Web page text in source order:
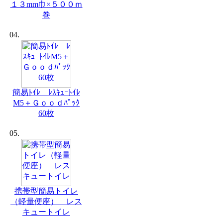
１３mm巾×５００ｍ
巻
04.
簡易ﾄｲﾚ ﾚｽｷｭｰﾄｲﾚ
M5＋Ｇｏｏｄﾊﾟｯｸ
60枚
05.
携帯型簡易トイレ
（軽量便座） レス
キュートイレ